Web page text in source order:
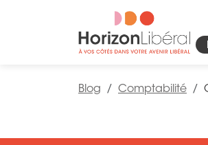
Blog Comptabilité